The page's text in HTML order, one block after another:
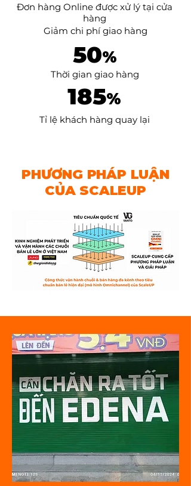
​Đơn hàng Online được xử lý tại cửa
hàng
Giảm chi phígiao hàng
50%
Thời gian giao hàng
Tỉ lệ khách hàng quay lại
185%
PHƯƠNG PHÁP LUẬN
CỦA SCALEUP